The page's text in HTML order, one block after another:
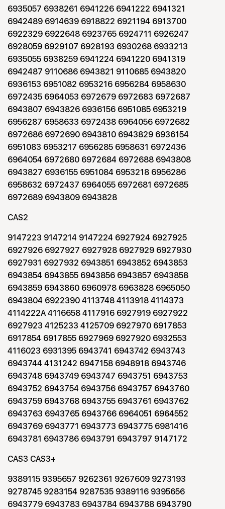
6935057 6938261 6941226 6941222 6941321
6942489 6914639 6918822 6921194 6913700
6922329 6922648 6923765 6924711 6926247
6928059 6929107 6928193 6930268 6933213
6935055 6938259 6941224 6941220 6941319
6942487 9110686 6943821 9110685 6943820
6936153 6951082 6953216 6956284 6958630
6972435 6964053 6972679 6972683 6972687
6943807 6943826 6936156 6951085 6953219
6956287 6958633 6972438 6964056 6972682
6972686 6972690 6943810 6943829 6936154
6951083 6953217 6956285 6958631 6972436
6964054 6972680 6972684 6972688 6943808
6943827 6936155 6951084 6953218 6956286
6958632 6972437 6964055 6972681 6972685
6972689 6943809 6943828
CAS2
9147223 9147214 9147224 6927924 6927925
6927926 6927927 6927928 6927929 6927930
6927931 6927932 6943851 6943852 6943853
6943854 6943855 6943856 6943857 6943858
6943859 6943860 6960978 6963828 6965050
6943804 6922390 4113748 4113918 4114373
4114222A 4116658 4117916 6927919 6927922
6927923 4125233 4125709 6927970 6917853
6917854 6917855 6927969 6927920 6932553
4116023 6931395 6943741 6943742 6943743
6943744 4131242 6947158 6948918 6943746
6943748 6943749 6943747 6943751 6943753
6943752 6943754 6943756 6943757 6943760
6943759 6943768 6943755 6943761 6943762
6943763 6943765 6943766 6964051 6964552
6943769 6943771 6943773 6943775 6981416
6943781 6943786 6943791 6943797 9147172
CAS3 CAS3+
9389115 9395657 9262361 9267609 9273193
9278745 9283154 9287535 9389116 9395656
6943779 6943783 6943784 6943788 6943790